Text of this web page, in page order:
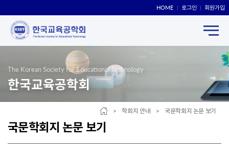
HOME 로그인 회원가입
The Korean Society for Educational Technology
한국교육공학회
국문학회지 논문 보기
> 학회지 안내 > 국문학회지 논문 보기